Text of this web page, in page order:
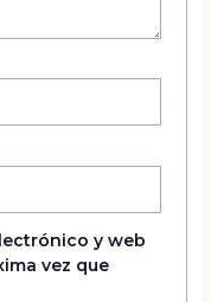
y web
vez que